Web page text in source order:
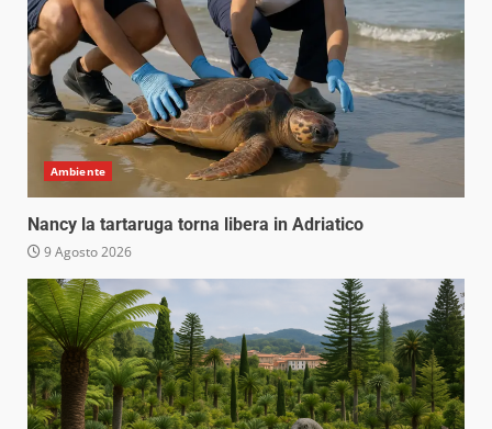
Ambiente
Nancy la tartaruga torna libera in Adriatico
9 Agosto 2026